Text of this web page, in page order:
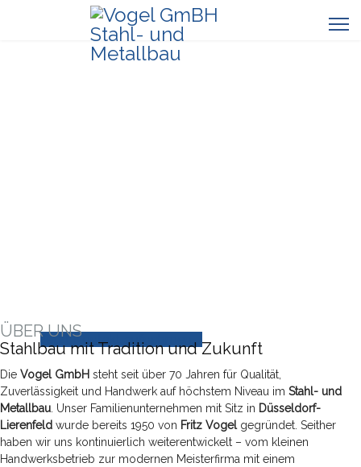
Jetzt Kontakt aufnehmen.
ÜBER UNS
Stahlbau mit Tradition und Zukunft
Die Vogel GmbH steht seit über 70 Jahren für Qualität,
Zuverlässigkeit und Handwerk auf höchstem Niveau im Stahl- und
Metallbau . Unser Familienunternehmen mit Sitz in Düsseldorf-
Lierenfeld wurde bereits 1950 von Fritz Vogelgegründet. Seither
haben wir uns kontinuierlich weiterentwickelt – vom kleinen
Handwerksbetrieb zur modernen Meisterfirma mit einem